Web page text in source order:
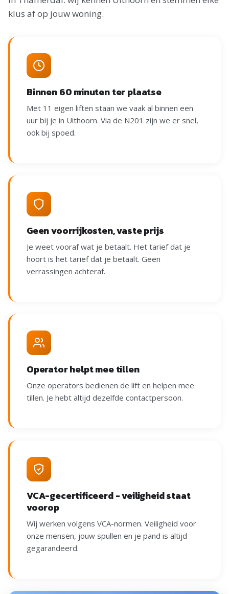
klus af op jouw woning.
Binnen 60 minuten ter plaatse
Met 11 eigen liften staan we vaak al binnen een
uur bij je in Uithoorn. Via de N201 zijn we er snel,
ook bij spoed.
Geen voorrijkosten, vaste prijs
Je weet vooraf wat je betaalt. Het tarief dat je
hoort is het tarief dat je betaalt. Geen
verrassingen achteraf.
Operator helpt mee tillen
Onze operators bedienen de lift en helpen mee
tillen. Je hebt altijd dezelfde contactpersoon.
VCA-gecertificeerd - veiligheid staat
voorop
Wij werken volgens VCA-normen. Veiligheid voor
onze mensen, jouw spullen en je pand is altijd
gegarandeerd.